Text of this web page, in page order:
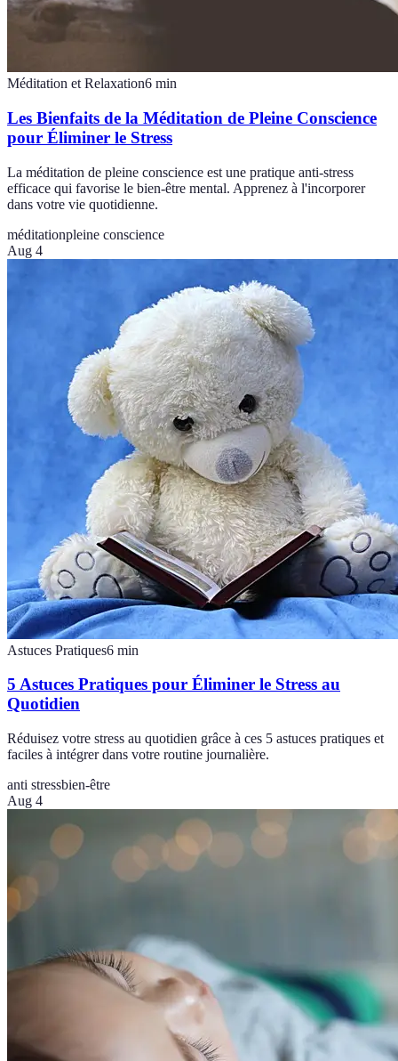
Méditation et Relaxation6 min
Les Bienfaits de la Méditation de Pleine Conscience
pour Éliminer le Stress
La méditation de pleine conscience est une pratique anti-stress
efficace qui favorise le bien-être mental. Apprenez à l'incorporer
dans votre vie quotidienne.
méditationpleine conscience
Aug 4
Astuces Pratiques6 min
5 Astuces Pratiques pour Éliminer le Stress au
Quotidien
Réduisez votre stress au quotidien grâce à ces 5 astuces pratiques et
faciles à intégrer dans votre routine journalière.
anti stressbien-être
Aug 4